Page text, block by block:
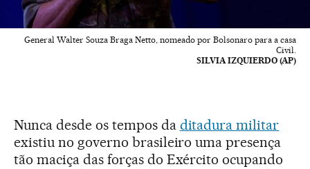
General Walter Souza Braga Netto, nomeado por Bolsonaro para a casa
Civil.
SILVIA IZQUIERDO (AP)
Nunca desde os tempos da ditadura militar
existiu no governo brasileiro uma presença
tão maciça das forças do Exército ocupando